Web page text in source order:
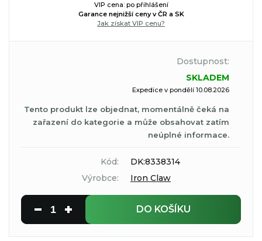
VIP cena: po přihlášení
Garance nejnižší ceny v ČR a SK
Jak získat VIP cenu?
Dostupnost:
SKLADEM
Expedice v pondělí 10.08.2026
Tento produkt lze objednat, momentálně čeká na
zařazení do kategorie a může obsahovat zatím
neúplné informace.
Kód:
DK:8338314
Výrobce:
Iron Claw
DO KOŠÍKU